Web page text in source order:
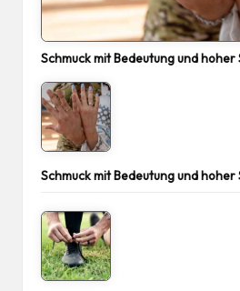
Schmuck mit Bedeutung und
Schmuck mit Bedeutung und